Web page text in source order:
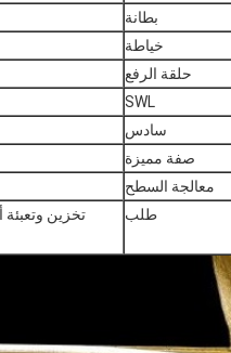
بطانة
خياطة
حلقة الرفع
SWL
سادس
صفة مميزة
معالجة السطح
طلب
تخزين